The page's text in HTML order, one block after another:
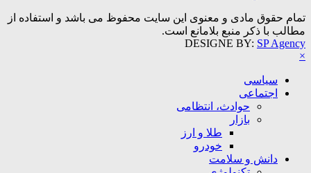
تمام حقوق مادی و معنوی این سایت محفوظ می باشد و استفاده از
مطالب با ذکر منبع بلامانع است.
DESIGNE BY: SP Agency
×
سیاسی
اجتماعی
حوادث، انتظامی
بازار
طلا و ارز
خودرو
دانش و سلامت